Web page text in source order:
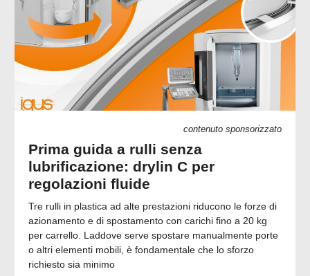
contenuto sponsorizzato
Prima guida a rulli senza
lubrificazione: drylin C per
regolazioni fluide
Tre rulli in plastica ad alte prestazioni riducono le forze di
azionamento e di spostamento con carichi fino a 20 kg
per carrello. Laddove serve spostare manualmente porte
o altri elementi mobili, è fondamentale che lo sforzo
richiesto sia minimo